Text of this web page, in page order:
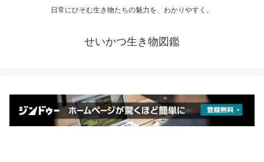
日常にひそむ生き物たちの魅力を、わかりやすく。
せいかつ生き物図鑑